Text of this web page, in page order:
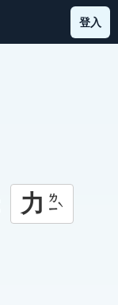
登入
力 ㄌㄧˋ